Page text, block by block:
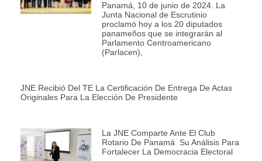
Panamá, 10 de junio de 2024. La
Junta Nacional de Escrutinio
proclamó hoy a los 20 diputados
panameños que se integrarán al
Parlamento Centroamericano
(Parlacen),
JNE Recibió Del TE La Certificación De Entrega De Actas
Originales Para La Elección De Presidente
La JNE Comparte Ante El Club
Rotario De Panamá Su Análisis Para
Fortalecer La Democracia Electoral